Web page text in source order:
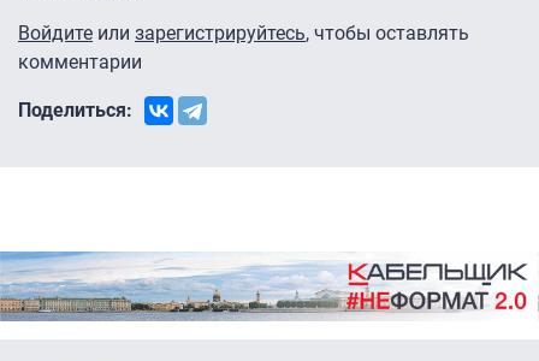
Войдите или зарегистрируйтесь, чтобы оставлять
комментарии
Поделиться: